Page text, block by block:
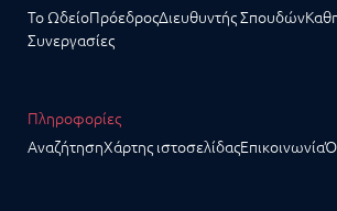
Το ΩδείοΠρόεδροςΔιευθυντής Σπουδών
Συνεργασίες
Πληροφορίες
ΑναζήτησηΧάρτης ιστοσελίδαςΕπικοινωνία